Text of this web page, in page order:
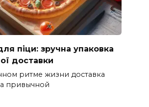
піци: зручна упаковка
доставки
ритме жизни доставка
привычной